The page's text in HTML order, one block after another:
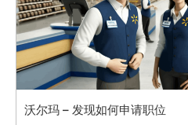
沃尔玛 – 发现如何申请职位